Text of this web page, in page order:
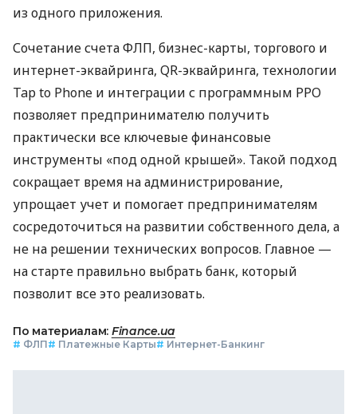
из одного приложения.
Сочетание счета ФЛП, бизнес-карты, торгового и
интернет-эквайринга, QR-эквайринга, технологии
Tap to Phone и интеграции с программным РРО
позволяет предпринимателю получить
практически все ключевые финансовые
инструменты «под одной крышей». Такой подход
сокращает время на администрирование,
упрощает учет и помогает предпринимателям
сосредоточиться на развитии собственного дела, а
не на решении технических вопросов. Главное —
на старте правильно выбрать банк, который
позволит все это реализовать.
По материалам: Finance.ua
# ФЛП# Платежные Карты# Интернет-Банкинг